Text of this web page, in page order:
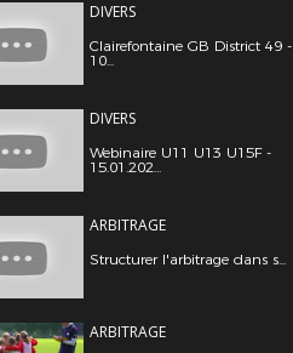
DIVERS
Clairefontaine GB District 49 -
10...
DIVERS
Webinaire U11 U13 U15F -
15.01.202...
ARBITRAGE
Structurer l'arbitrage dans s...
ARBITRAGE